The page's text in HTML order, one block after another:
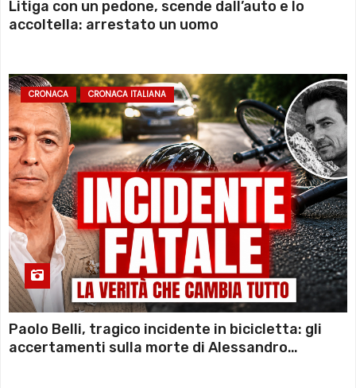
Litiga con un pedone, scende dall’auto e lo
accoltella: arrestato un uomo
CRONACA CRONACA ITALIANA
Paolo Belli, tragico incidente in bicicletta: gli
accertamenti sulla morte di Alessandro